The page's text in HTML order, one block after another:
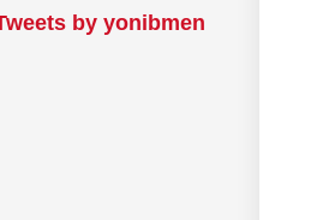
by yonibmen